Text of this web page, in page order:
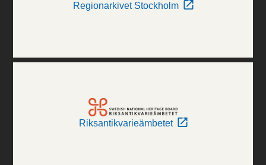
Regionarkivet Stockholm
Riksantikvarieämbetet